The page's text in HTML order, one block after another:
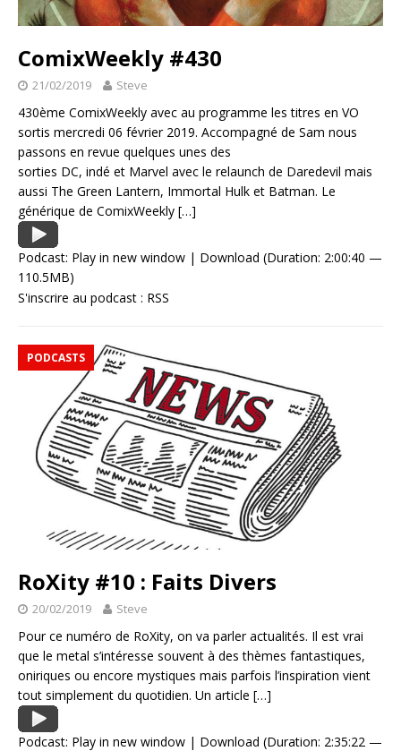
ComixWeekly #430
21/02/2019 Steve
430ème ComixWeekly avec au programme les titres en VO
sortis mercredi 06 février 2019. Accompagné de Sam nous
passons en revue quelques unes des
sorties DC, indé et Marvel avec le relaunch de Daredevil mais
aussi The Green Lantern, Immortal Hulk et Batman. Le
générique de ComixWeekly […]
Podcast: Play in new window | Download (Duration: 2:00:40 —
110.5MB)
S'inscrire au podcast : RSS
PODCASTS
RoXity #10 : Faits Divers
20/02/2019 Steve
Pour ce numéro de RoXity, on va parler actualités. Il est vrai
que le metal s’intéresse souvent à des thèmes fantastiques,
oniriques ou encore mystiques mais parfois l’inspiration vient
tout simplement du quotidien. Un article […]
Podcast: Play in new window | Download (Duration: 2:35:22 —